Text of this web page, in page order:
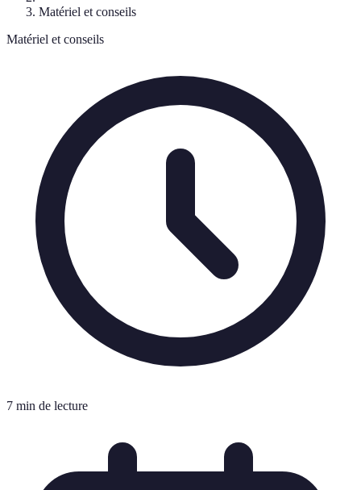
Matériel et conseils
Matériel et conseils
7 min de lecture